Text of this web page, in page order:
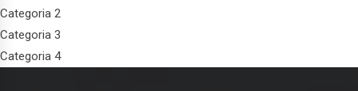
Categoria 2
Categoria 3
Categoria 4